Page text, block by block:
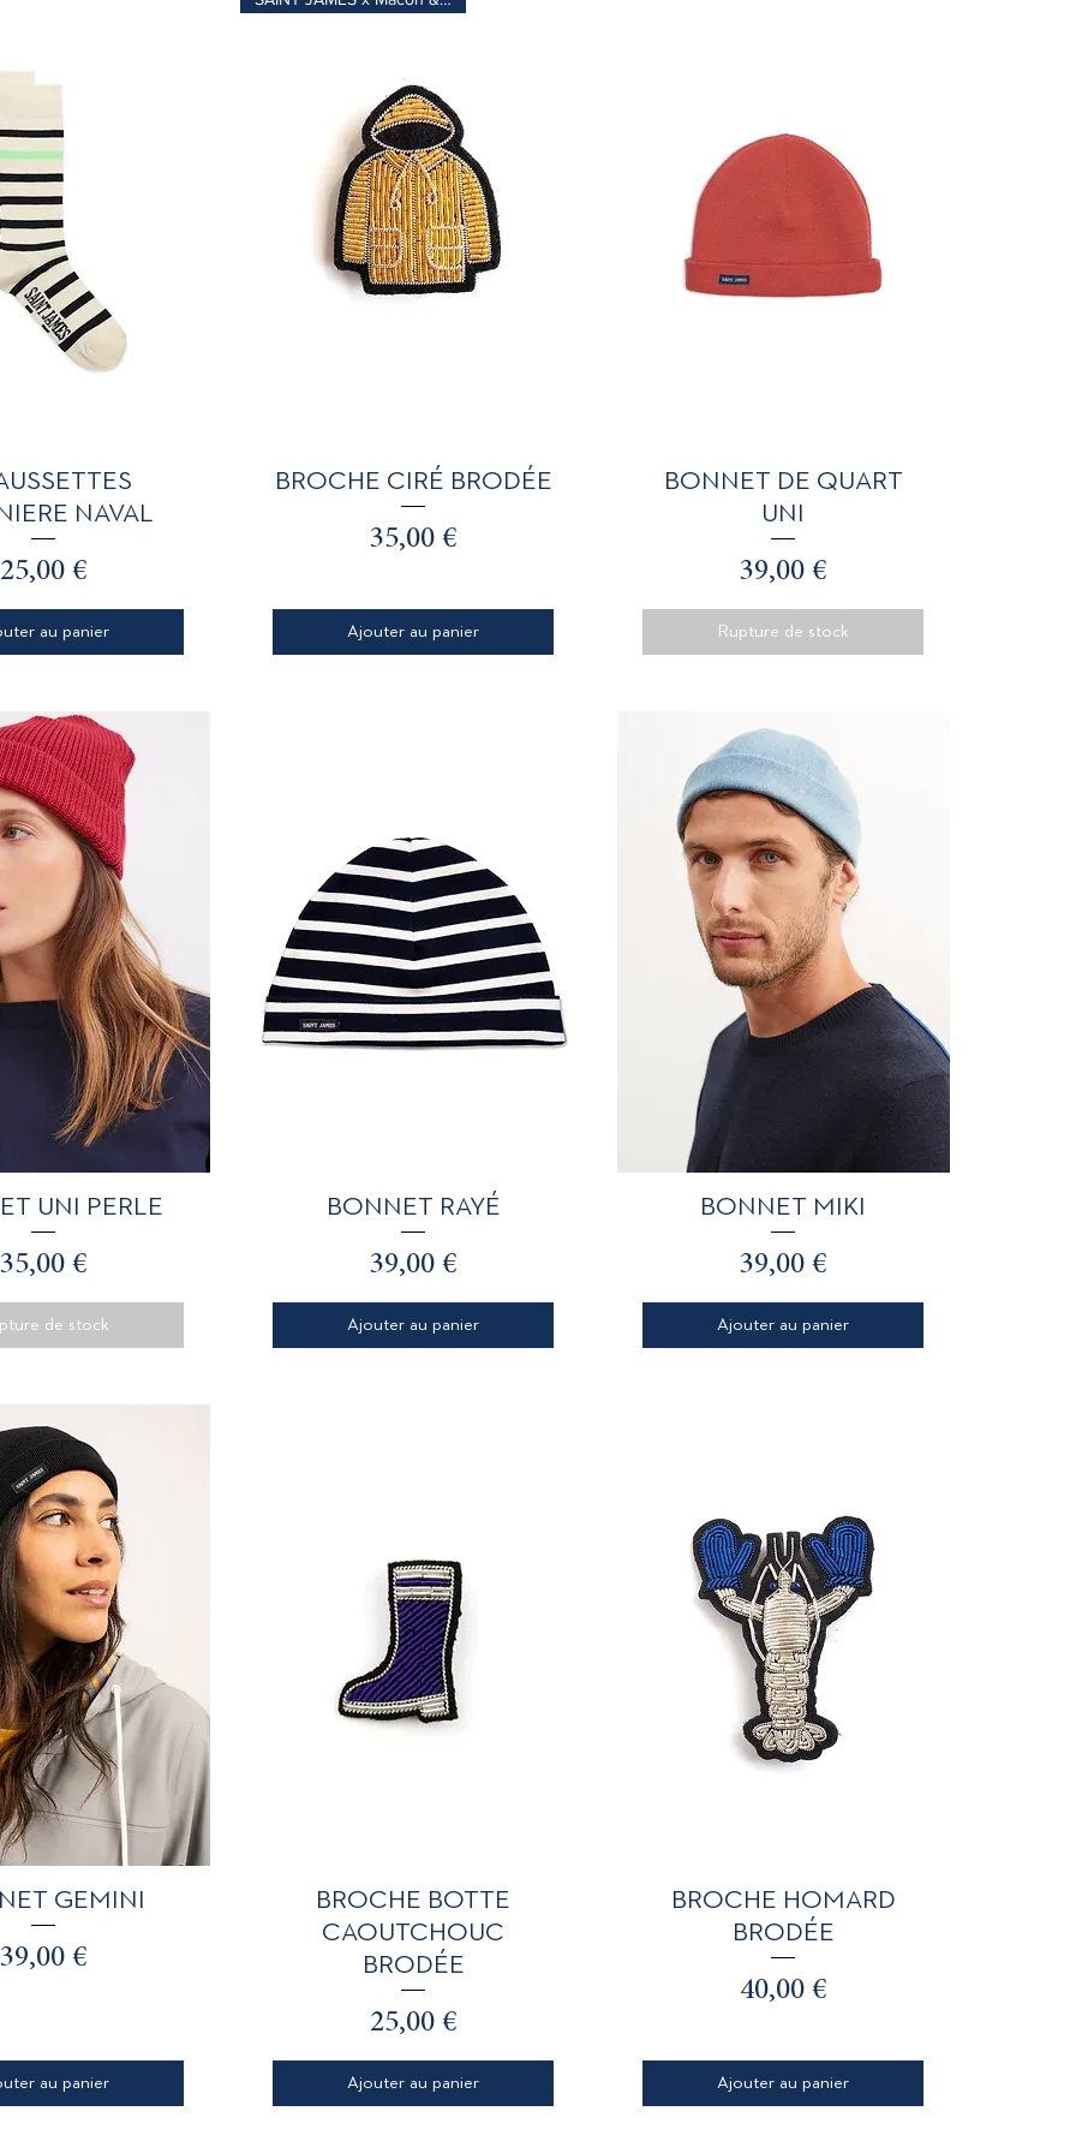
rapide
NAVAL
Prix
25,00 €
au panier
Aperçu rapide
BROCHE CIRÉ BRODÉE
Prix
35,00 €
Ajouter au panier
Aperçu rapide
BONNET DE QUART
UNI
Prix
39,00 €
Rupture de stock
rapide
UNI PERLE
Prix
35,00 €
de stock
Aperçu rapide
BONNET RAYÉ
Prix
39,00 €
Ajouter au panier
Aperçu rapide
BONNET MIKI
Prix
39,00 €
Ajouter au panier
rapide
GEMINI
Prix
39,00 €
au panier
Aperçu rapide
BROCHE BOTTE
CAOUTCHOUC
BRODÉE
Prix
25,00 €
Ajouter au panier
Aperçu rapide
BROCHE HOMARD
BRODÉE
Prix
40,00 €
Ajouter au panier